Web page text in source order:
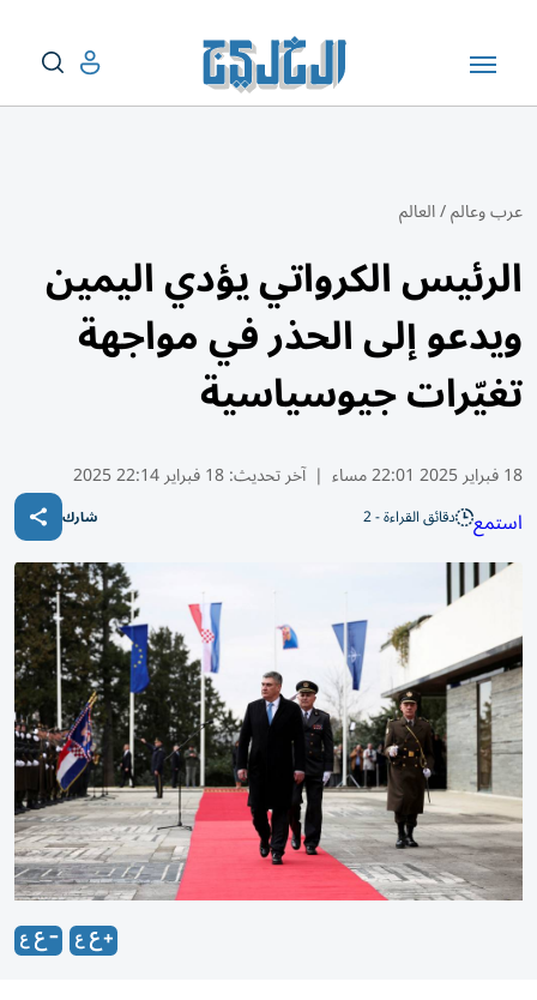
عرب وعالم/العالم
الرئيس الكرواتي يؤدي اليمين
ويدعو إلى الحذر في مواجهة
تغيّرات جيوسياسية
18 فبراير 2025 22:01 مساء | آخر تحديث:18 فبراير 22:14 2025
استمع دقائق القراءة - 2 شارك